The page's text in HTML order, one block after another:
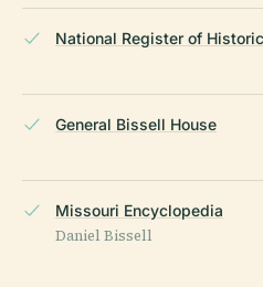
National Register of
General Bissell House
Missouri Encyclopedia
Daniel Bissell